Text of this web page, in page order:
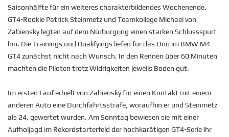
Saisonhälfte für ein weiteres charakterbildendes Wochenende.
GT4-Rookie Patrick Steinmetz und Teamkollege Michael von
Zabiensky legten auf dem Nürburgring einen starken Schlussspurt
hin. Die Trainings und Qualifyings liefen für das Duo im BMW M4
GT4 zunächst nicht nach Wunsch. In den Rennen über 60 Minuten
machten die Piloten trotz Widrigkeiten jeweils Boden gut.
Im ersten Lauf erhielt von Zabiensky für einen Kontakt mit einem
anderen Auto eine Durchfahrtsstrafe, woraufhin er und Steinmetz
als 24. gewertet wurden. Am Sonntag bewiesen sie mit einer
Aufholjagd im Rekordstarterfeld der hochkarätigen GT4-Serie ihr